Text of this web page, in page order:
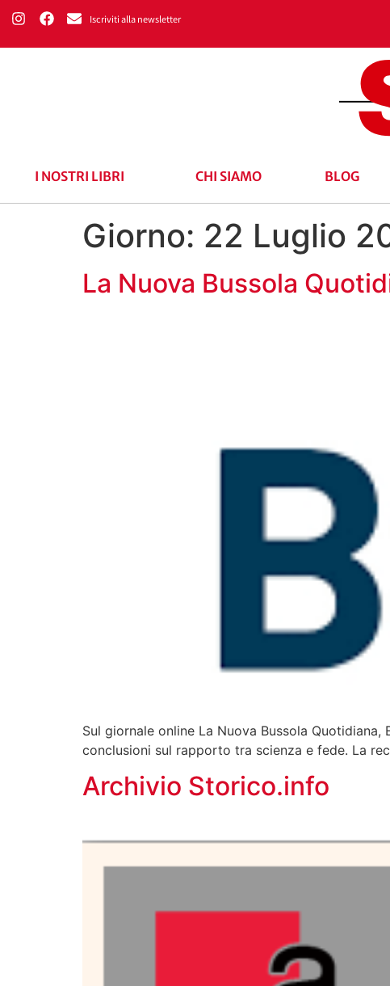
Iscriviti alla newsletter
I NOSTRI LIBRI CHI SIAMO BLOG
Giorno: 22 Luglio
La Nuova Bussola
Sul giornale online La Nuova Bussola
conclusioni sul rapporto tra scienza e fede. La
Archivio Storico.info